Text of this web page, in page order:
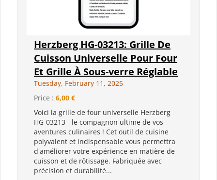
Herzberg HG-03213: Grille De
Cuisson Universelle Pour Four
Et Grille À Sous-verre Réglable
Tuesday, February 11, 2025
Price : 6,00 €
Voici la grille de four universelle Herzberg
HG-03213 - le compagnon ultime de vos
aventures culinaires ! Cet outil de cuisine
polyvalent et indispensable vous permettra
d'améliorer votre expérience en matière de
cuisson et de rôtissage. Fabriquée avec
précision et durabilité...